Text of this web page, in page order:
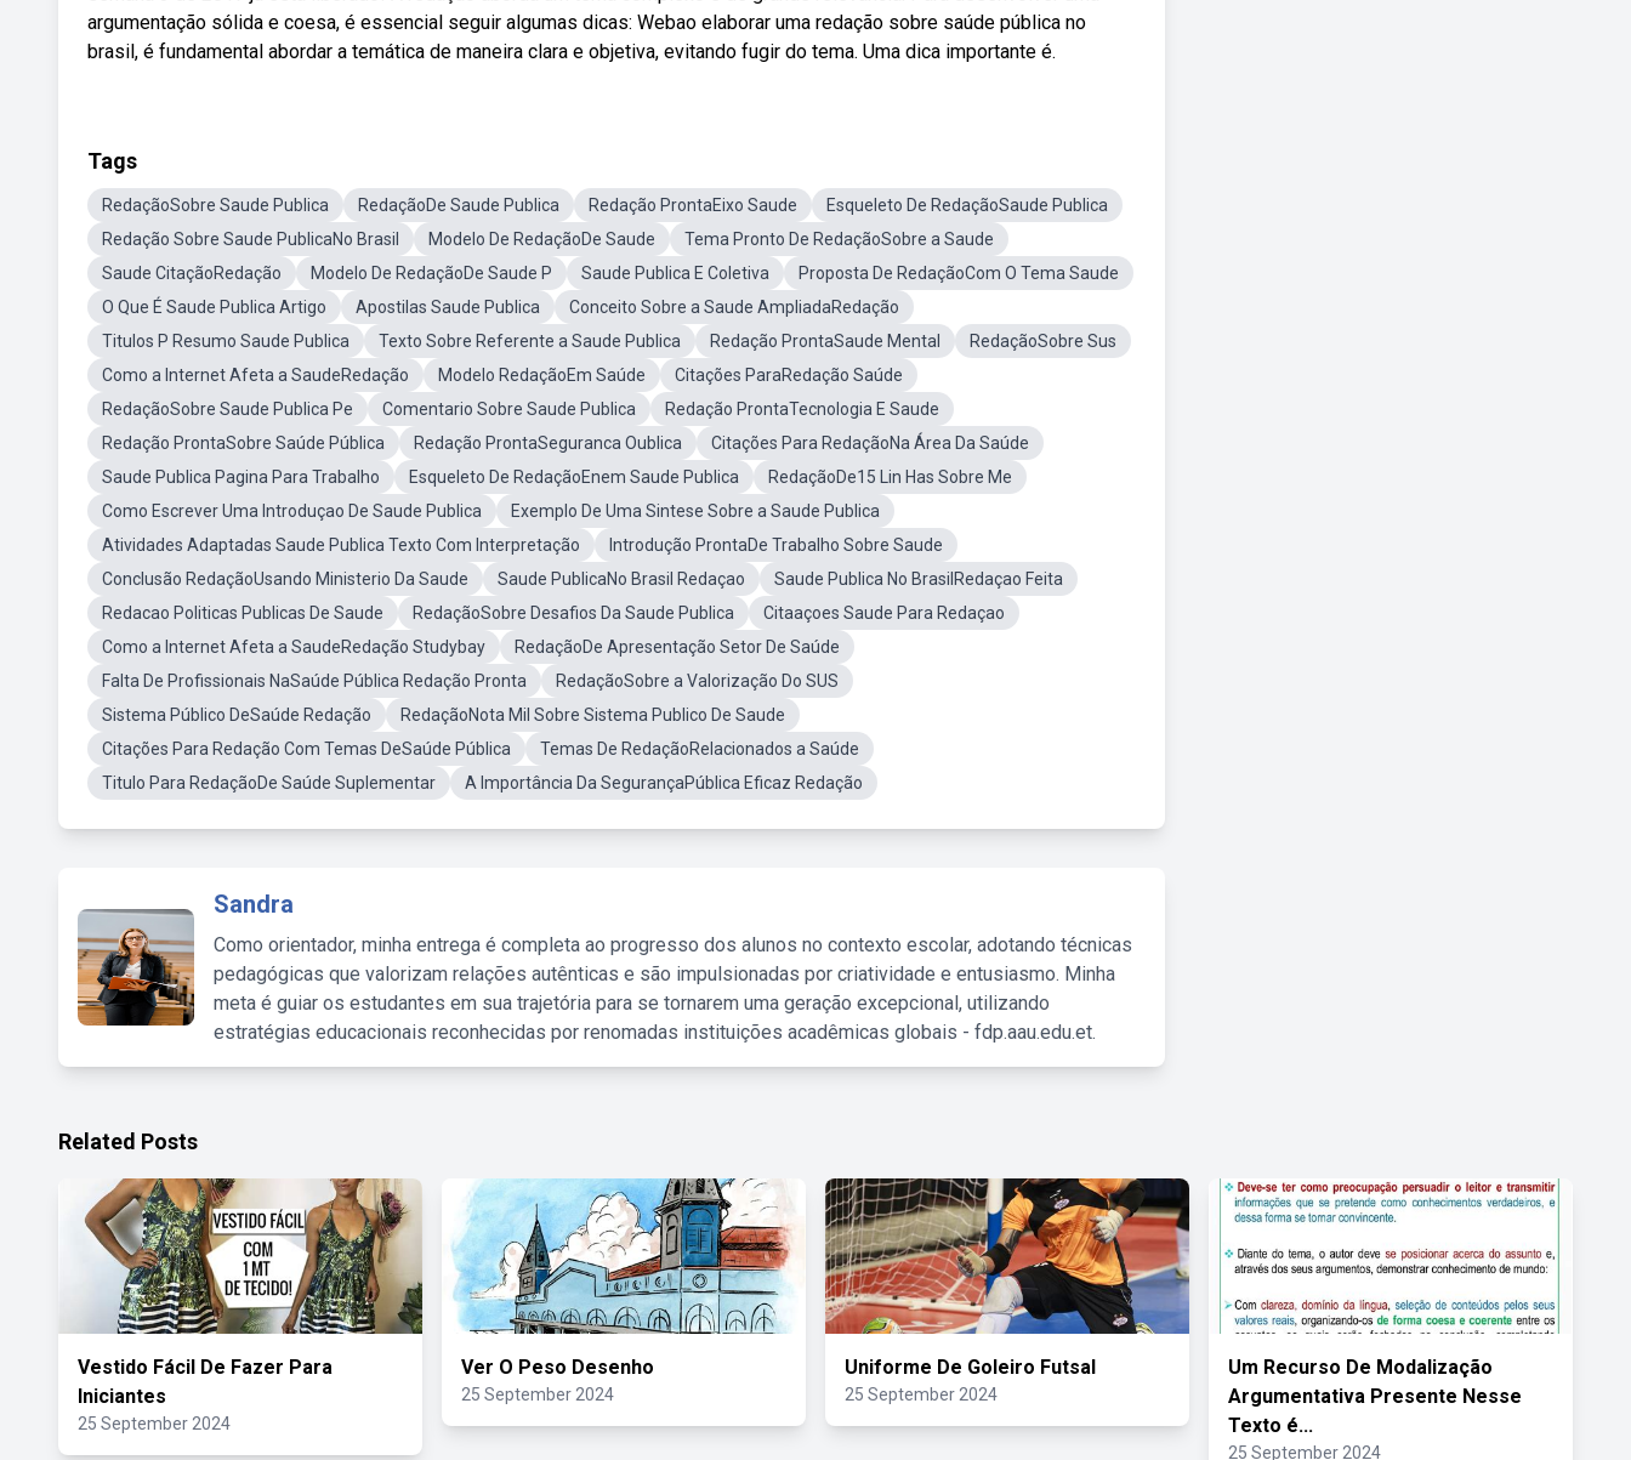
argumentação sólida e coesa, é essencial seguir algumas dicas: Webao elaborar uma redação sobre saúde pública no
brasil, é fundamental abordar a temática de maneira clara e objetiva, evitando fugir do tema. Uma dica importante é.
Tags
RedaçãoSobre Saude Publica RedaçãoDe Saude Publica Redação ProntaEixo Saude
Esqueleto De RedaçãoSaude Publica
Redação Sobre Saude PublicaNo Brasil
Modelo De RedaçãoDe Saude
Tema Pronto De RedaçãoSobre a Saude
Saude CitaçãoRedação
Modelo De RedaçãoDe Saude P Saude Publica E Coletiva
Proposta De RedaçãoCom O Tema Saude
O Que É Saude Publica Artigo
Apostilas Saude Publica
Conceito Sobre a Saude AmpliadaRedação
Titulos P Resumo Saude Publica
Texto Sobre Referente a Saude Publica Redação ProntaSaude Mental
RedaçãoSobre Sus
Como a Internet Afeta a SaudeRedação
Modelo RedaçãoEm Saúde
Citações ParaRedação Saúde
RedaçãoSobre Saude Publica Pe
Comentario Sobre Saude Publica
Redação ProntaTecnologia E Saude
Redação ProntaSobre Saúde Pública
Redação ProntaSeguranca Oublica
Citações Para RedaçãoNa Área Da Saúde
Saude Publica Pagina Para Trabalho
Esqueleto De RedaçãoEnem Saude Publica
RedaçãoDe15 Lin Has Sobre Me
Como Escrever Uma Introduçao De Saude Publica
Exemplo De Uma Sintese Sobre a Saude Publica
Atividades Adaptadas Saude Publica Texto Com Interpretação
Introdução ProntaDe Trabalho Sobre Saude
Conclusão RedaçãoUsando Ministerio Da Saude
Saude PublicaNo Brasil Redaçao
Saude Publica No BrasilRedaçao Feita
Redacao Politicas Publicas De Saude
RedaçãoSobre Desafios Da Saude Publica
Citaaçoes Saude Para Redaçao
Como a Internet Afeta a SaudeRedação Studybay
RedaçãoDe Apresentação Setor De Saúde
Falta De Profissionais NaSaúde Pública Redação Pronta
RedaçãoSobre a Valorização Do SUS
Sistema Público DeSaúde Redação
RedaçãoNota Mil Sobre Sistema Publico De Saude
Citações Para Redação Com Temas DeSaúde Pública
Temas De RedaçãoRelacionados a Saúde
Titulo Para RedaçãoDe Saúde Suplementar
A Importância Da SegurançaPública Eficaz Redação
Sandra
Como orientador, minha entrega é completa ao progresso dos alunos no contexto escolar, adotando técnicas
pedagógicas que valorizam relações autênticas e são impulsionadas por criatividade e entusiasmo. Minha
meta é guiar os estudantes em sua trajetória para se tornarem uma geração excepcional, utilizando
estratégias educacionais reconhecidas por renomadas instituições acadêmicas globais - fdp.aau.edu.et.
Related Posts
Vestido Fácil De Fazer Para
Iniciantes
25 September 2024
Ver O Peso Desenho
25 September 2024
Uniforme De Goleiro Futsal
25 September 2024
Um Recurso De Modalização
Argumentativa Presente Nesse
Texto é...
25 September 2024